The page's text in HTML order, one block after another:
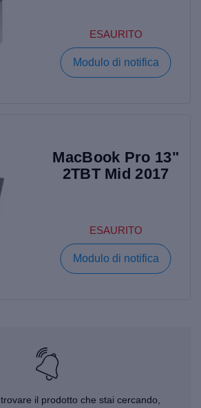
ESAURITO
Modulo di notifica
MacBook Pro 13"
2TBT Mid 2017
ESAURITO
Modulo di notifica
il prodotto che stai cercando,